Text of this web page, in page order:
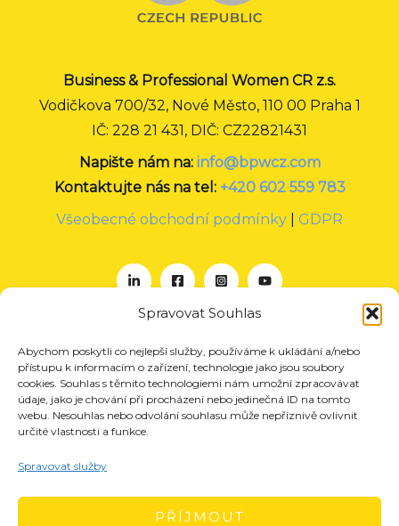
Spravovat Souhlas
Abychom poskytli co nejlepší služby, používáme k ukládání a/nebo
přístupu k informacím o zařízení, technologie jako jsou soubory
cookies. Souhlas s těmito technologiemi nám umožní zpracovávat
údaje, jako je chování při procházení nebo jedinečná ID na tomto
webu. Nesouhlas nebo odvolání souhlasu může nepříznivě ovlivnit
určité vlastnosti a funkce.
Spravovat služby
PŘÍJMOUT
Business & Professional Women CR z.s.
Vodičkova 700/32, Nové Město, 110 00 Praha 1
IČ: 228 21 431, DIČ: CZ22821431
Napište nám na: info@bpwcz.com
Kontaktujte nás na tel: +420 602 559 783
Všeobecné obchodní podmínky
GDPR
O nás
Projekty
Členství
Kontakt